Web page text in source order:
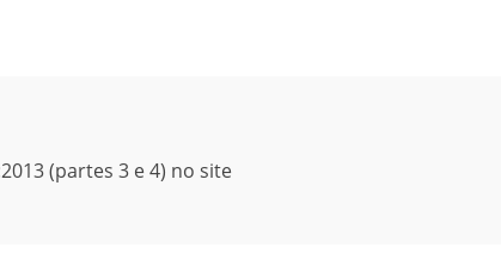
(partes 3 e 4) no site